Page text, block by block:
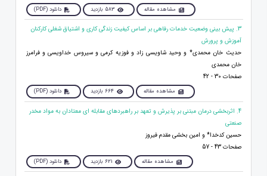
مشاهده مقاله 583 بازدید دانلود (PDF)
3. پیش بینی وضعیت خدمات رفاهی بر اساس کیفیت زندگی کاری و اشتیاق شغلی کارکنان
آموزش و پرورش
حدیث خان محمدی* و وحید شاویسی زاد و فوزیه کرمی و سیروس خداویسی و فرامرز
خان محمدی
صفحات 30 - 42
مشاهده مقاله 664 بازدید دانلود (PDF)
4. اثربخشی درمان مبتنی بر پذیرش و تعهد بر راهبردهای مقابله ای معتادان به مواد مخدر
صنعتی
حسین کدخدا* و امین بخشی مقدم فیروز
صفحات 43 - 57
مشاهده مقاله 621 بازدید دانلود (PDF)